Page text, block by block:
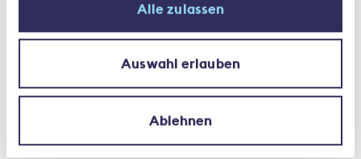
Alle zulassen
Auswahl erlauben
Ablehnen
Finalmente, qualcosa si
smuove!